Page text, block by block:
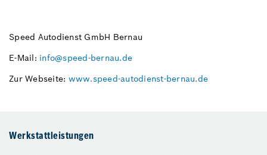
Speed Autodienst GmbH Bernau
E-Mail: info@speed-bernau.de
Zur Webseite: www.speed-autodienst-bernau.de
Werkstattleistungen